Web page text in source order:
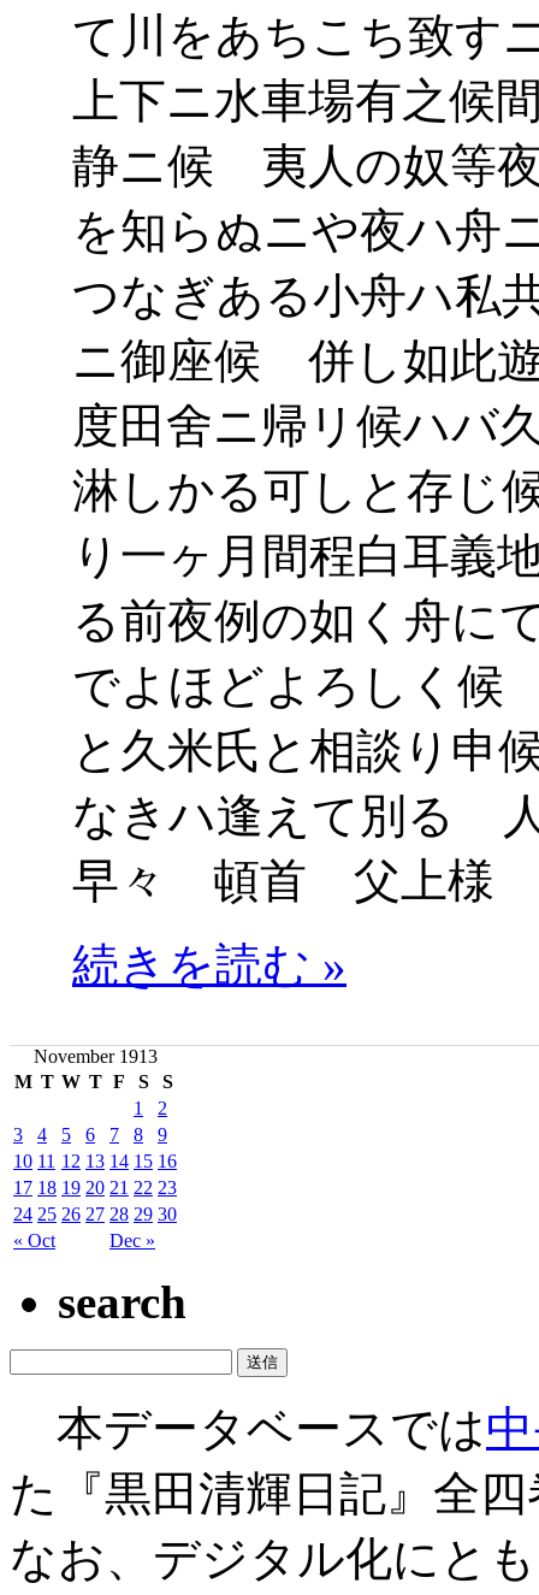
て川をあちこち致す
上下ニ水車場有之候
静ニ候 夷人の奴等
を知らぬニや夜ハ舟
つなぎある小舟ハ私
ニ御座候 併し如此
度田舍ニ帰リ候ハバ
淋しかる可しと存じ
り一ヶ月間程白耳義
る前夜例の如く舟に
でよほどよろしく候
と久米氏と相談り
なきハ逢えて別る
早々 頓首 父上
続きを読む »
November 1913
M T W T F S S
« Oct Dec »
1
2
3
4 5 6 7 8
9
10 11 12 13 14 15 16
17 18 19 20 21 22 23
24 25 26 27 28 29 30
search
本データベースでは
た『黒田清輝日記』全
なお、デジタル化にと